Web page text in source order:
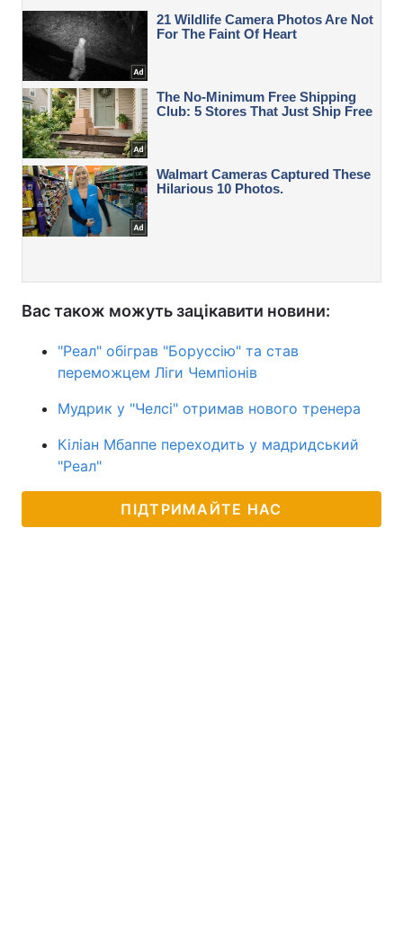
Вас також можуть зацікавити новини:
"Реал" обіграв "Боруссію" та став
переможцем Ліги Чемпіонів
Мудрик у "Челсі" отримав нового тренера
Кіліан Мбаппе переходить у мадридський
"Реал"
ПІДТРИМАЙТЕ НАС